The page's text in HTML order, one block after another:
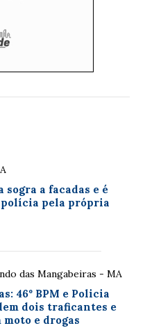
sogra a facadas e é
polícia pela própria
das Mangabeiras - MA
46º BPM e Policia
dois traficantes e
e drogas